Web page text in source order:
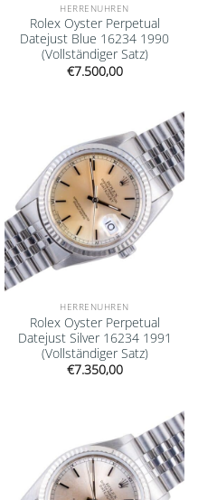
HERRENUHREN
Rolex Oyster Perpetual
Datejust Blue 16234 1990
(Vollständiger Satz)
€7.500,00
Add to
wishlist
HERRENUHREN
Rolex Oyster Perpetual
Datejust Silver 16234 1991
(Vollständiger Satz)
€7.350,00
Add to
wishlist